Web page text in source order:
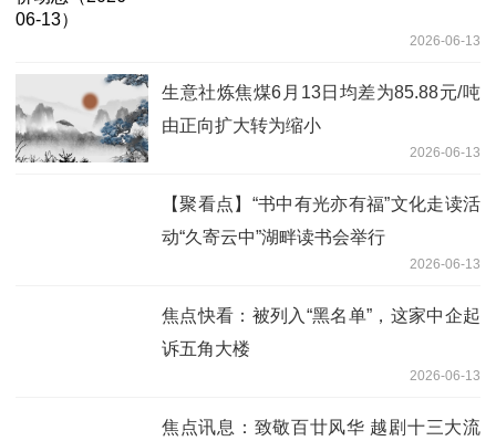
2026-06-13
生意社炼焦煤6月13日均差为85.88元/吨
由正向扩大转为缩小
2026-06-13
【聚看点】“书中有光亦有福”文化走读活
动“久寄云中”湖畔读书会举行
2026-06-13
焦点快看：被列入“黑名单”，这家中企起
诉五角大楼
2026-06-13
焦点讯息：致敬百廿风华 越剧十三大流